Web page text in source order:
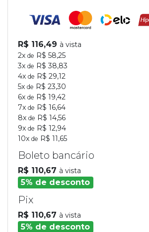
R$ 116,49 à vista
2x de R$ 58,25
3x de R$ 38,83
4x de R$ 29,12
5x de R$ 23,30
6x de R$ 19,42
7x de R$ 16,64
8x de R$ 14,56
9x de R$ 12,94
10x de R$ 11,65
Boleto bancário
R$ 110,67 à vista
5% de desconto
Pix
R$ 110,67 à vista
5% de desconto